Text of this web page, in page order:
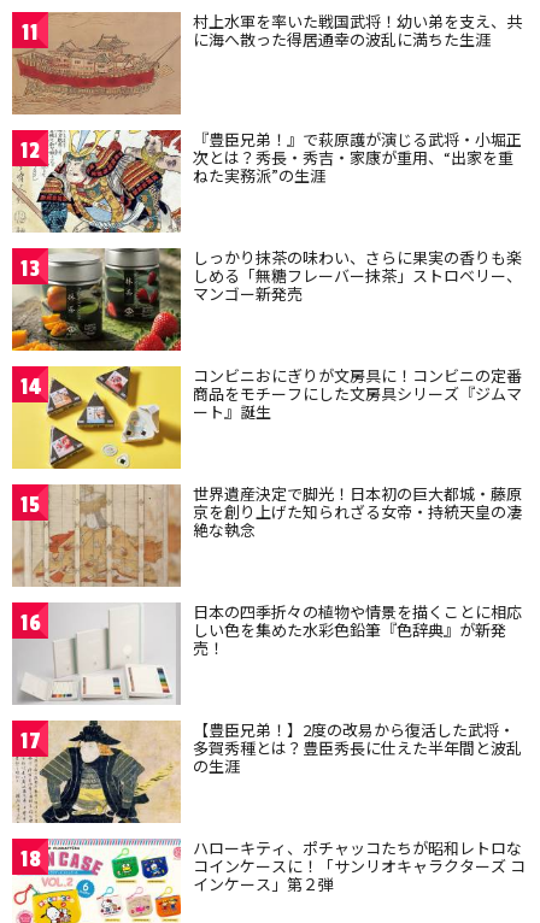
11 村上水軍を率いた戦国武将！幼い弟を支え、共
に海へ散った得居通幸の波乱に満ちた生涯
12 『豊臣兄弟！』で萩原護が演じる武将・小堀正
次とは？秀長・秀吉・家康が重用、“出家を重
ねた実務派”の生涯
13 しっかり抹茶の味わい、さらに果実の香りも楽
しめる「無糖フレーバー抹茶」ストロベリー、
マンゴー新発売
14 コンビニおにぎりが文房具に！コンビニの定番
商品をモチーフにした文房具シリーズ『ジムマ
ート』誕生
15 世界遺産決定で脚光！日本初の巨大都城・藤原
京を創り上げた知られざる女帝・持統天皇の凄
絶な執念
16 日本の四季折々の植物や情景を描くことに相応
しい色を集めた水彩色鉛筆『色辞典』が新発
売！
17 【豊臣兄弟！】2度の改易から復活した武将・
多賀秀種とは？豊臣秀長に仕えた半年間と波乱
の生涯
18 ハローキティ、ポチャッコたちが昭和レトロな
コインケースに！「サンリオキャラクターズ コ
インケース」第２弾